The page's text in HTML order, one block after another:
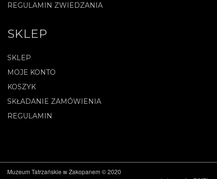
REGULAMIN ZWIEDZANIA
SKLEP
SKLEP
MOJE KONTO
KOSZYK
SKŁADANIE ZAMÓWIENIA
REGULAMIN
Muzeum Tatrzańskie w Zakopanem © 2020